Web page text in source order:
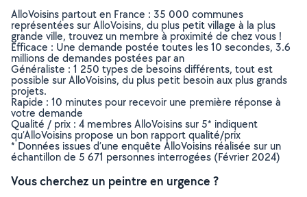
AlloVoisins partout en France : 35 000 communes
représentées sur AlloVoisins, du plus petit village à la plus
grande ville, trouvez un membre à proximité de chez vous !
Efficace : Une demande postée toutes les 10 secondes, 3.6
millions de demandes postées par an
Généraliste : 1 250 types de besoins différents, tout est
possible sur AlloVoisins, du plus petit besoin aux plus grands
projets.
Rapide : 10 minutes pour recevoir une première réponse à
votre demande
Qualité / prix : 4 membres AlloVoisins sur 5* indiquent
qu’AlloVoisins propose un bon rapport qualité/prix
* Données issues d’une enquête AlloVoisins réalisée sur un
échantillon de 5 671 personnes interrogées (Février 2024)
Vous cherchez un peintre en urgence ?